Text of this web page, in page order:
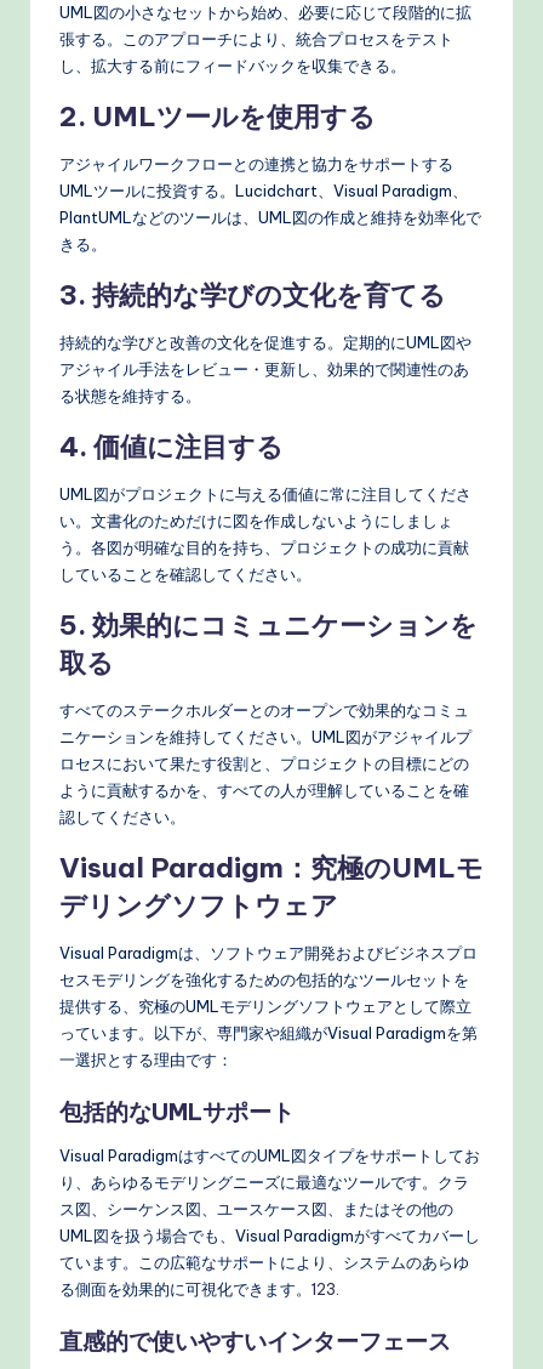
UML図の小さなセットから始め、必要に応じて段階的に拡
張する。このアプローチにより、統合プロセスをテスト
し、拡大する前にフィードバックを収集できる。
2. UMLツールを使用する
アジャイルワークフローとの連携と協力をサポートする
UMLツールに投資する。Lucidchart、Visual Paradigm、
PlantUMLなどのツールは、UML図の作成と維持を効率化で
きる。
3. 持続的な学びの文化を育てる
持続的な学びと改善の文化を促進する。定期的にUML図や
アジャイル手法をレビュー・更新し、効果的で関連性のあ
る状態を維持する。
4. 価値に注目する
UML図がプロジェクトに与える価値に常に注目してくださ
い。文書化のためだけに図を作成しないようにしましょ
う。各図が明確な目的を持ち、プロジェクトの成功に貢献
していることを確認してください。
5. 効果的にコミュニケーションを
取る
すべてのステークホルダーとのオープンで効果的なコミュ
ニケーションを維持してください。UML図がアジャイルプ
ロセスにおいて果たす役割と、プロジェクトの目標にどの
ように貢献するかを、すべての人が理解していることを確
認してください。
Visual Paradigm：究極のUMLモ
デリングソフトウェア
Visual Paradigmは、ソフトウェア開発およびビジネスプロ
セスモデリングを強化するための包括的なツールセットを
提供する、究極のUMLモデリングソフトウェアとして際立
っています。以下が、専門家や組織がVisual Paradigmを第
一選択とする理由です：
包括的なUMLサポート
Visual ParadigmはすべてのUML図タイプをサポートしてお
り、あらゆるモデリングニーズに最適なツールです。クラ
ス図、シーケンス図、ユースケース図、またはその他の
UML図を扱う場合でも、Visual Paradigmがすべてカバーし
ています。この広範なサポートにより、システムのあらゆ
る側面を効果的に可視化できます。 123
直感的で使いやすいインターフェース